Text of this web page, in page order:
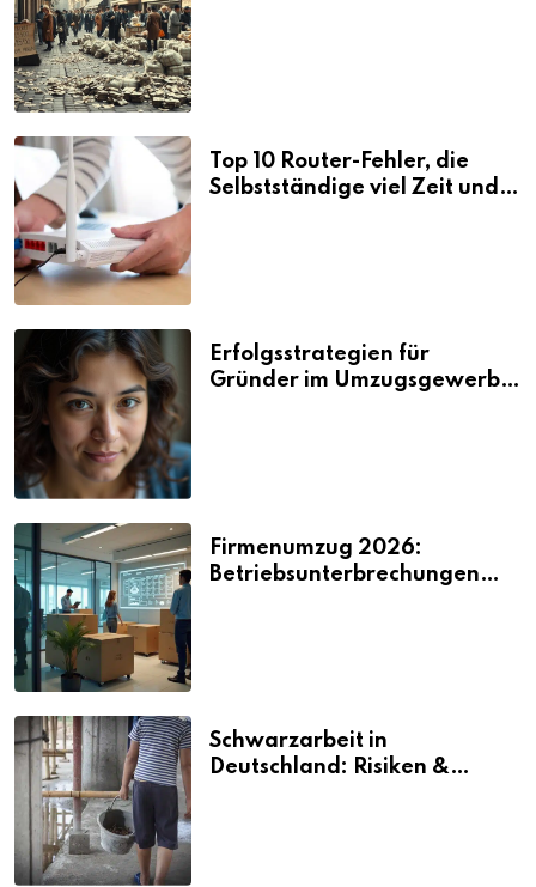
Top 10 Router-Fehler, die
Selbstständige viel Zeit und
Erfolgsstrategien für
Gründer im Umzugsgewerbe
Firmenumzug 2026:
Betriebsunterbrechungen
Schwarzarbeit in
Deutschland: Risiken &